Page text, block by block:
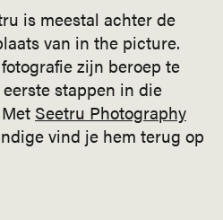
is meestal achter de
van in the picture.
zijn beroep te
stappen in die
Seetru Photography
vind je hem terug op